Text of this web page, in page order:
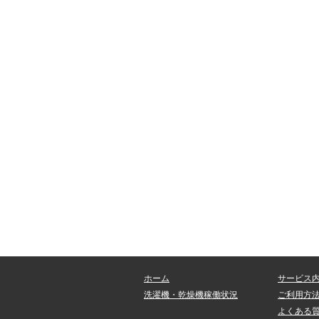
ホーム
洗濯機・乾燥機稼働状況
サービス
ご利用方
よくある